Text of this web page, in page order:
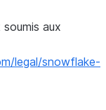
aux
legal/snowflake-